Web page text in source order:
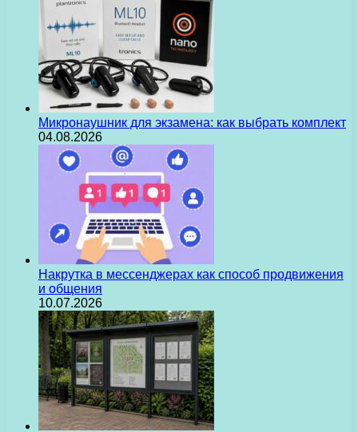
Микронаушник для экзамена: как выбрать комплект
04.08.2026
Накрутка в мессенджерах как способ продвижения
и общения
10.07.2026